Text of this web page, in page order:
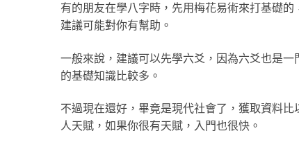
有的朋友在學八字時，先用梅花易術來打基礎
建議可能對你有幫助。
一般來說，建議可以先學六爻，因為六爻也是
的基礎知識比較多。
不過現在還好，畢竟是現代社會了，獲取資料
人天賦，如果你很有天賦，入門也很快。